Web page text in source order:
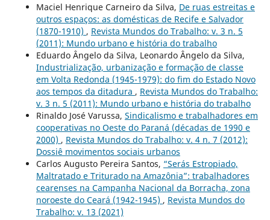
Maciel Henrique Carneiro da Silva, De ruas estreitas e
outros espaços: as domésticas de Recife e Salvador
(1870-1910) , Revista Mundos do Trabalho: v. 3 n. 5
(2011): Mundo urbano e história do trabalho
Eduardo Ângelo da Silva, Leonardo Ângelo da Silva,
Industrialização, urbanização e formação de classe
em Volta Redonda (1945-1979): do fim do Estado Novo
aos tempos da ditadura , Revista Mundos do Trabalho:
v. 3 n. 5 (2011): Mundo urbano e história do trabalho
Rinaldo José Varussa, Sindicalismo e trabalhadores em
cooperativas no Oeste do Paraná (décadas de 1990 e
2000) , Revista Mundos do Trabalho: v. 4 n. 7 (2012):
Dossiê movimentos sociais urbanos
Carlos Augusto Pereira Santos, “Serás Estropiado,
Maltratado e Triturado na Amazônia”: trabalhadores
cearenses na Campanha Nacional da Borracha, zona
noroeste do Ceará (1942-1945) , Revista Mundos do
Trabalho: v. 13 (2021)